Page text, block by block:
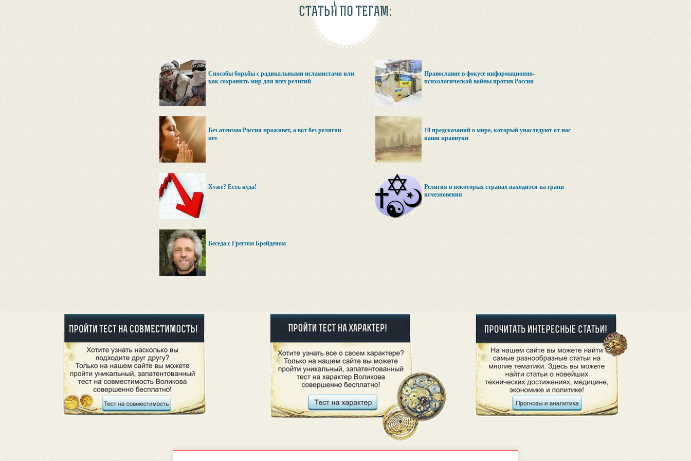
СТАТЬИ ПО ТЕГАМ:
Способы борьбы с радикальными исламистами или
как сохранить мир для всех религий
Православие в фокусе информационно-
психологической войны против России
Без атеизма Россия проживет, а вот без религии -
нет
10 предсказаний о мире, который унаследуют от нас
наши правнуки
Хуже? Есть куда!
Религия в некоторых странах находится на грани
исчезновения
Беседа с Греггом Брейденом